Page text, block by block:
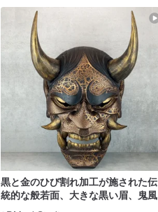
黒と金のひび割れ加工が施された伝
統的な般若面、大きな黒い眉、鬼風